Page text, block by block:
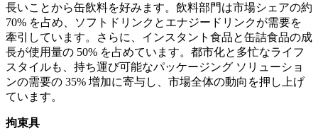
長いことから缶飲料を好みます。飲料部門は市場シェアの約
70% を占め、ソフトドリンクとエナジードリンクが需要を
牽引しています。さらに、インスタント食品と缶詰食品の成
長が使用量の 50% を占めています。都市化と多忙なライフ
スタイルも、持ち運び可能なパッケージング ソリューショ
ンの需要の 35% 増加に寄与し、市場全体の動向を押し上げ
ています。
拘束具